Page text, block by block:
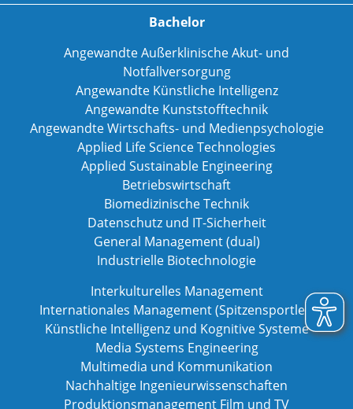
Bachelor
Angewandte Außerklinische Akut- und
Notfallversorgung
Angewandte Künstliche Intelligenz
Angewandte Kunststofftechnik
Angewandte Wirtschafts- und Medienpsychologie
Applied Life Science Technologies
Applied Sustainable Engineering
Betriebswirtschaft
Biomedizinische Technik
Datenschutz und IT-Sicherheit
General Management (dual)
Industrielle Biotechnologie
Interkulturelles Management
Internationales Management (Spitzensportler)
Künstliche Intelligenz und Kognitive Systeme
Media Systems Engineering
Multimedia und Kommunikation
Nachhaltige Ingenieurwissenschaften
Produktionsmanagement Film und TV